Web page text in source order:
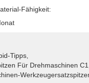
Fähigkeit:
Tipps
Für Drehmaschinen C1